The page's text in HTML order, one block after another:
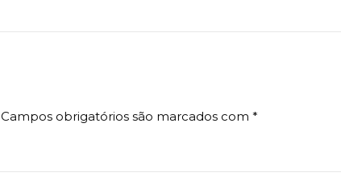
Campos obrigatórios são marcados com *